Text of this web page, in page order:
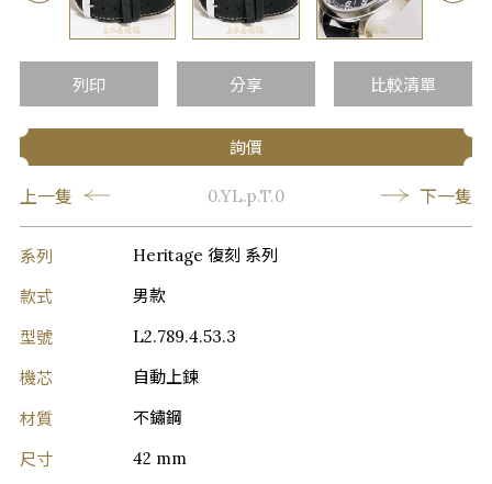
…
列印 分享 比較清單
詢價
上一隻 0.YL.p.T.0 下一隻
系列 Heritage 復刻 系列
款式 男款
型號 L2.789.4.53.3
機芯 自動上鍊
材質 不鏽鋼
尺寸 42 mm